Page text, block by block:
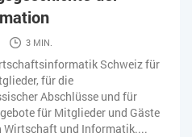
3 MIN.
Schweiz für
für die
Abschlüsse und für
für Mitglieder und Gäste
Wirtschaft und Informatik....